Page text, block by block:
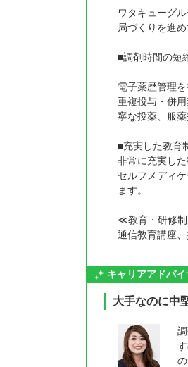
ワタキューグ
局づくりを進め
■調剤時間の短
電子薬歴管理
重複投与・併
寧な投薬、服薬
■充実した教育
非常に充実し
セルフメディ
ます。
≪教育・研修
通信教育講座
キャリアアドバ
大手なのに中